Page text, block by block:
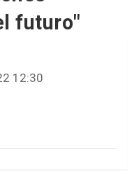
futuro"
12:30